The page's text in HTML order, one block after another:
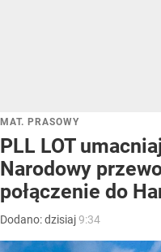
MAT. PRASOWY
PLL LOT
Narodowy
połączenie do
Dodano:dzisiaj9:34